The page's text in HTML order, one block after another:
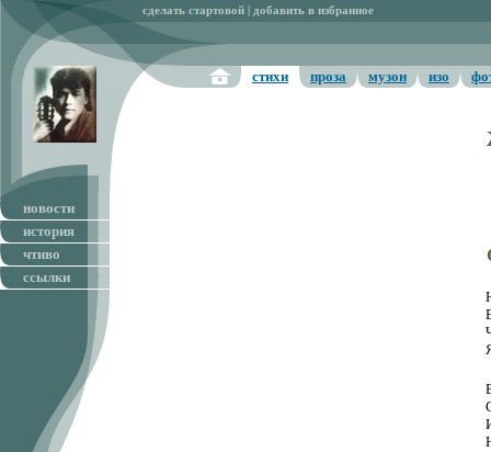
сделать стартовой добавить в избранное
стихи проза музон изо
новости
история
чтиво
ссылки